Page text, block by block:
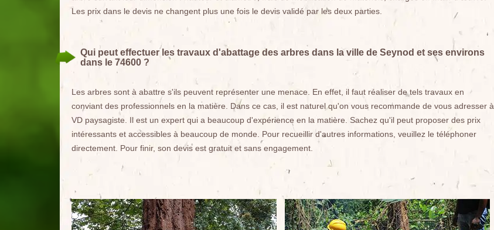
Les prix dans le devis ne changent plus une fois le devis validé par les deux parties.
Qui peut effectuer les travaux d'abattage des arbres dans la ville de Seynod et ses environs
dans le 74600 ?
Les arbres sont à abattre s'ils peuvent représenter une menace. En effet, il faut réaliser de tels travaux en
conviant des professionnels en la matière. Dans ce cas, il est naturel qu'on vous recommande de vous adresser à
VD paysagiste. Il est un expert qui a beaucoup d'expérience en la matière. Sachez qu'il peut proposer des prix
intéressants et accessibles à beaucoup de monde. Pour recueillir d'autres informations, veuillez le téléphoner
directement. Pour finir, son devis est gratuit et sans engagement.